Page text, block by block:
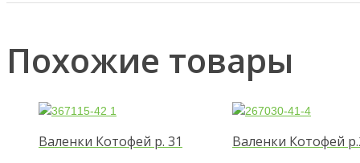
Похожие товары
Валенки Котофей р. 31 Валенки Котофей